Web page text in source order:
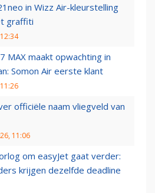
in Wizz Air-kleurstelling
graffiti
MAX maakt opwachting in
Somon Air eerste klant
officiële naam vliegveld van
11:06
om easyJet gaat verder:
krijgen dezelfde deadline